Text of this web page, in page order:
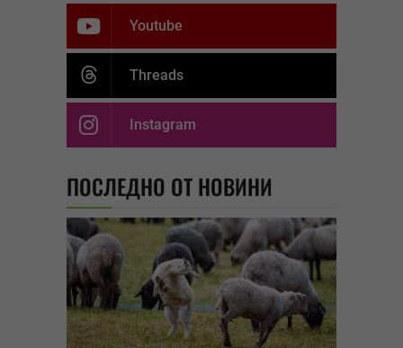
Youtube
Threads
Instagram
ПОСЛЕДНО ОТ НОВИНИ